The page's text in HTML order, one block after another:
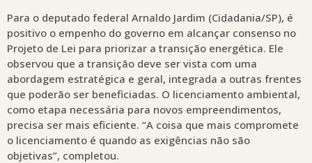
Para o deputado federal Arnaldo Jardim (Cidadania/SP), é
positivo o empenho do governo em alcançar consenso no
Projeto de Lei para priorizar a transição energética. Ele
observou que a transição deve ser vista com uma
abordagem estratégica e geral, integrada a outras frentes
que poderão ser beneficiadas. O licenciamento ambiental,
como etapa necessária para novos empreendimentos,
precisa ser mais eficiente. “A coisa que mais compromete
o licenciamento é quando as exigências não são
objetivas”, completou.